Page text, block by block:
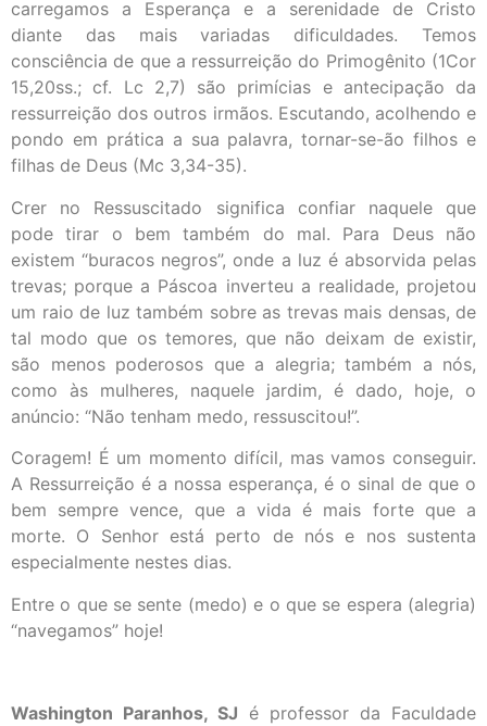
carregamos a Esperança e a serenidade de Cristo
diante das mais variadas dificuldades. Temos
consciência de que a ressurreição do Primogênito (1Cor
15,20ss.; cf. Lc 2,7) são primícias e antecipação da
ressurreição dos outros irmãos. Escutando, acolhendo e
pondo em prática a sua palavra, tornar-se-ão filhos e
filhas de Deus (Mc 3,34-35).
Crer no Ressuscitado significa confiar naquele que
pode tirar o bem também do mal. Para Deus não
existem “buracos negros”, onde a luz é absorvida pelas
trevas; porque a Páscoa inverteu a realidade, projetou
um raio de luz também sobre as trevas mais densas, de
tal modo que os temores, que não deixam de existir,
são menos poderosos que a alegria; também a nós,
como às mulheres, naquele jardim, é dado, hoje, o
anúncio: “Não tenham medo, ressuscitou!”.
Coragem! É um momento difícil, mas vamos conseguir.
A Ressurreição é a nossa esperança, é o sinal de que o
bem sempre vence, que a vida é mais forte que a
morte. O Senhor está perto de nós e nos sustenta
especialmente nestes dias.
Entre o que se sente (medo) e o que se espera (alegria)
“navegamos” hoje!
Washington Paranhos, SJ é professor da Faculdade